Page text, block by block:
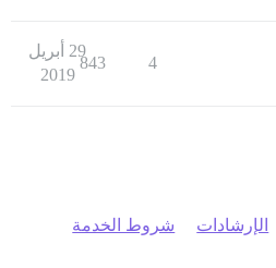
4
843
29 أبريل
2019
الإرشادات شروط الخدمة